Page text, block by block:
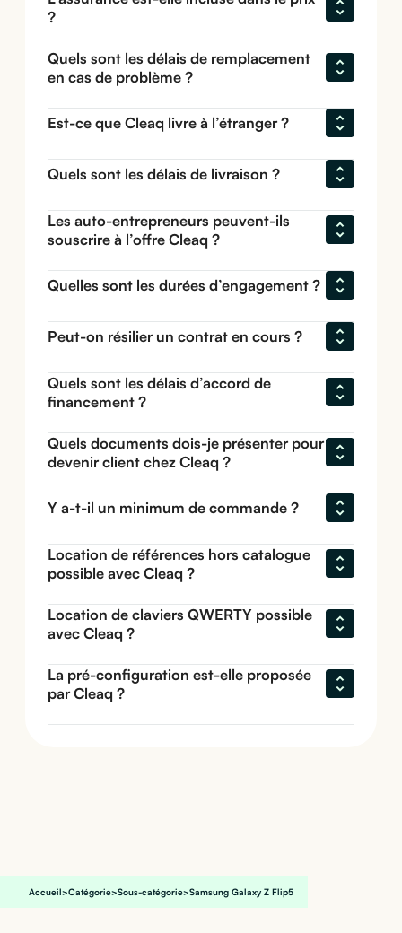
?
Quels sont les délais de remplacement
en cas de problème ?
Est-ce que Cleaq livre à l’étranger ?
Quels sont les délais de livraison ?
Les auto-entrepreneurs peuvent-ils
souscrire à l’offre Cleaq ?
Quelles sont les durées d’engagement ?
Peut-on résilier un contrat en cours ?
Quels sont les délais d’accord de
financement ?
Quels documents dois-je présenter pour
devenir client chez Cleaq ?
Y a-t-il un minimum de commande ?
Location de références hors catalogue
possible avec Cleaq ?
Location de claviers QWERTY possible
avec Cleaq ?
La pré-configuration est-elle proposée
par Cleaq ?
Accueil>Catégorie>Sous-catégorie>Samsung Galaxy Z Flip5